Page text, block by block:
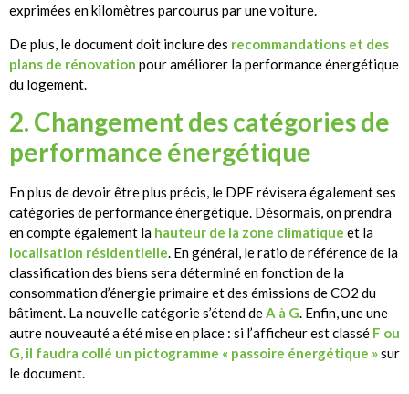
exprimées en kilomètres parcourus par une voiture.
De plus, le document doit inclure des recommandations et des
plans de rénovation pour améliorer la performance énergétique
du logement.
2. Changement des catégories de
performance énergétique
En plus de devoir être plus précis, le DPE révisera également ses
catégories de performance énergétique. Désormais, on prendra
en compte également la hauteur de la zone climatique et la
localisation résidentielle. En général, le ratio de référence de la
classification des biens sera déterminé en fonction de la
consommation d’énergie primaire et des émissions de CO2 du
bâtiment. La nouvelle catégorie s’étend deA à G. Enfin, une une
autre nouveauté a été mise en place : si l’afficheur est classé F ou
G, il faudra collé un pictogramme « passoire énergétique »sur
le document.